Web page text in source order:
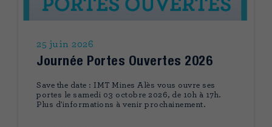
25 juin 2026
Journée Portes Ouvertes 2026
Save the date : IMT Mines Alès vous ouvre ses
portes le samedi 03 octobre 2026, de 10h à 17h.
Plus d'informations à venir prochainement.